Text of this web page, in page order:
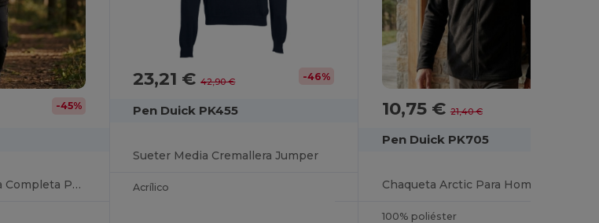
-45%
Chaqueta Cremallera Completa Para Hombre
23,21 €42,90 € -46%
Pen Duick PK455
Sueter Media Cremallera Jumper
Acrílico
10,75 € 21,40 €
Pen Duick PK705
Chaqueta Arctic Para Hombre
100% poliéster